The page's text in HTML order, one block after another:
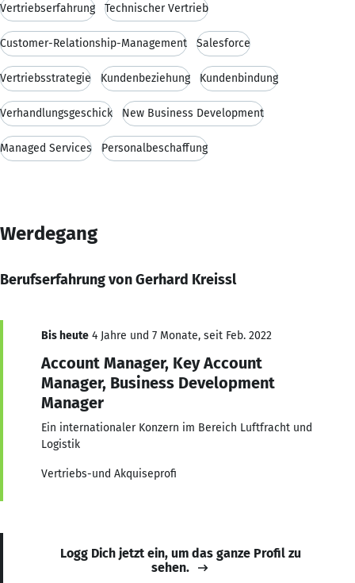
Vertriebserfahrung Technischer Vertrieb
Customer-Relationship-Management Salesforce
Vertriebsstrategie Kundenbeziehung Kundenbindung
Verhandlungsgeschick New Business Development
Managed Services Personalbeschaffung
Werdegang
Berufserfahrung von Gerhard Kreissl
Bis heute 4 Jahre und 7 Monate, seit Feb. 2022
Account Manager, Key Account
Manager, Business Development
Manager
Ein internationaler Konzern im Bereich Luftfracht und
Logistik
Vertriebs-und Akquiseprofi
Logg Dich jetzt ein, um das ganze Profil zu
sehen.